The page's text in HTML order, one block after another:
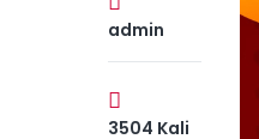
admin
3504 Kali